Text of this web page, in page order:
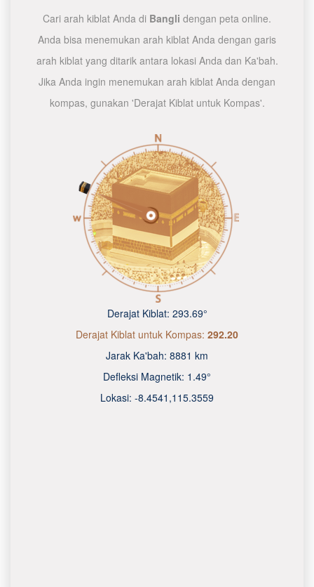
Cari arah kiblat Anda di Bangli dengan peta online.
Anda bisa menemukan arah kiblat Anda dengan garis
arah kiblat yang ditarik antara lokasi Anda dan Ka'bah.
Jika Anda ingin menemukan arah kiblat Anda dengan
kompas, gunakan 'Derajat Kiblat untuk Kompas'.
Derajat Kiblat: 293.69°
Derajat Kiblat untuk Kompas: 292.20
Jarak Ka'bah: 8881 km
Defleksi Magnetik: 1.49°
Lokasi: -8.4541 ,115.3560